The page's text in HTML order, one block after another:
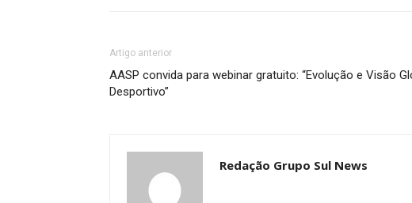
Artigo anterior
AASP convida para webinar gratuito: “Evolução e Visão
Desportivo”
Redação Grupo Sul News